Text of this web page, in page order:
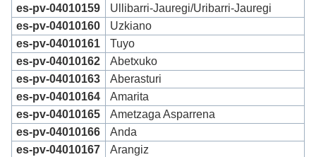
es-pv-04010159
Ullibarri-Jauregi/Uribarri-Jauregi
es-pv-04010160
Uzkiano
es-pv-04010161
Tuyo
es-pv-04010162
Abetxuko
es-pv-04010163
Aberasturi
es-pv-04010164
Amarita
es-pv-04010165
Ametzaga Asparrena
es-pv-04010166
Anda
es-pv-04010167
Arangiz